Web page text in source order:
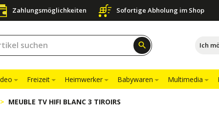
Zahlungsmöglichkeiten Sofortige Abholung im Shop
search Ich
Freizeit Heimwerker Babywaren Multimedia
MEUBLE TV HIFI BLANC 3 TIROIRS